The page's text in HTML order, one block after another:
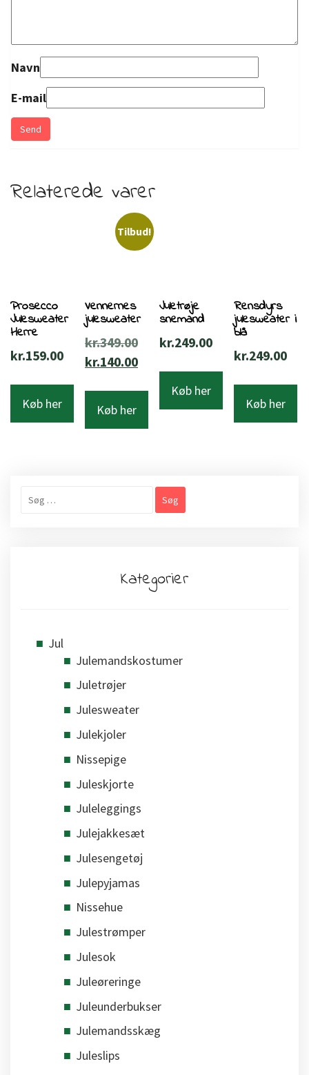
Navn
E-mail
Relaterede varer
Prosecco
Julesweater
Herre
kr.159.00
Køb her
Tilbud!
Vennernes
julesweater
kr.349.00Den
oprindelige
kr.140.00Den
Køb her
Juletrøje
snemand
kr.249.00
Køb her
Rensdyrs
julesweater i
blå
kr.249.00
Køb her
efter:
Kategorier
Jul
Julemandskostumer
Juletrøjer
Julesweater
Julekjoler
Nissepige
Juleskjorte
Juleleggings
Julejakkesæt
Julesengetøj
Julepyjamas
Nissehue
Julestrømper
Julesok
Juleøreringe
Juleunderbukser
Julemandsskæg
Juleslips